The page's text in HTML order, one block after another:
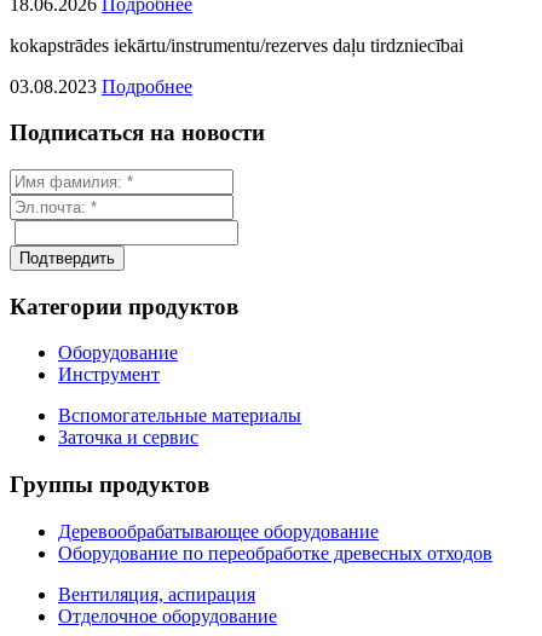
kokapstrādes iekārtu/instrumentu/rezerves daļu tirdzniecībai
03.08.2023 Подробнее
Подписаться на новости
Категории продуктов
Оборудование
Инструмент
Вспомогательные материалы
Заточка и сервис
Группы продуктов
Деревообрабатывающее оборудование
Оборудование по переобработке древесных отходов
Вентиляция, аспирация
Отделочное оборудование